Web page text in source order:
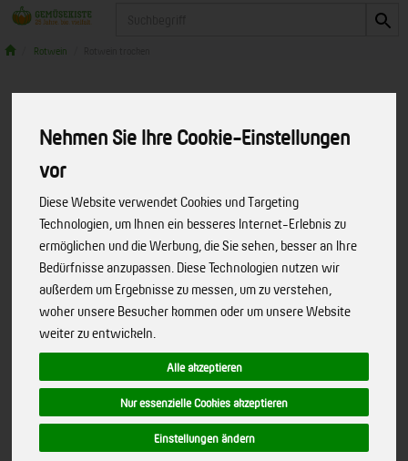
Nehmen Sie Ihre Cookie-Einstellungen
vor
Diese Website verwendet Cookies und Targeting
Technologien, um Ihnen ein besseres Internet-Erlebnis zu
ermöglichen und die Werbung, die Sie sehen, besser an Ihre
Bedürfnisse anzupassen. Diese Technologien nutzen wir
außerdem um Ergebnisse zu messen, um zu verstehen,
woher unsere Besucher kommen oder um unsere Website
weiter zu entwickeln.
Alle akzeptieren
Nur essenzielle Cookies akzeptieren
Einstellungen ändern
Rotwein
Merlot rot (bioladen)
Beerenfruchtig, vollmundig, saftig
710282
bioladen, Weiling Coesfeld